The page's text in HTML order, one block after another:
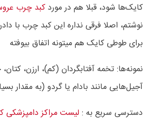
کایک‌ها شود، قبلا هم در موردکبد چرب
نوشتم، اصلا فرقی نداره این کبد چرب با
برای طوطی کایک هم میتونه اتفاق بیوفته
نمونه‌ها: تخمه آفتابگردان (کم)، ارزن،
آجیل‌هایی مانند بادام یا گردو (به مقدار
دسترسی سریع به : لیست مراکز